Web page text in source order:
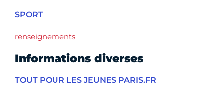
SPORT
renseignements
Informations diverses
TOUT POUR LES JEUNES PARIS.FR